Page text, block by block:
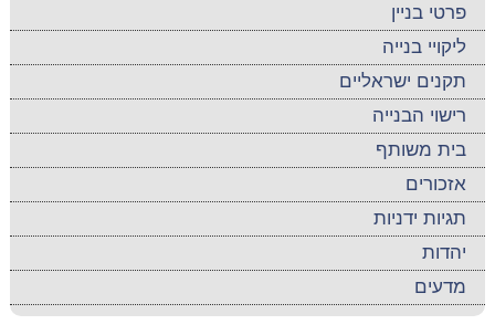
פרטי בניין
ליקויי בנייה
תקנים ישראליים
רישוי הבנייה
בית משותף
אזכורים
תגיות ידניות
יהדות
מדעים